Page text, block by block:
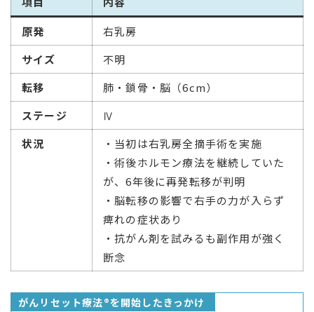
原発
右乳房
サイズ
不明
転移
肺・鎖骨・脳（6cm）
ステージ
Ⅳ
状況
・当初は右乳房全摘手術を実施
・術後ホルモン療法を継続していた
が、6年後に再発転移が判明
・脳転移の影響で右手の力が入らず
痺れの症状あり
・抗がん剤を試みるも副作用が強く
断念
がんリセット療法®を開始したきっかけ